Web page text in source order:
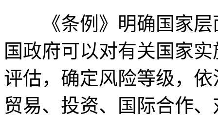
《条例》明确国家层
国政府可以对有关国家
评估，确定风险等级，
贸易、投资、国际合作